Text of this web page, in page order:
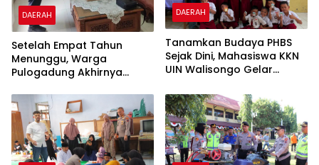
DAERAH
Setelah Empat Tahun
Menunggu, Warga
Pulogadung Akhirnya
Kantah Jakarta Timur
DAERAH
Tanamkan Budaya PHBS
Sejak Dini, Mahasiswa KKN
UIN Walisongo Gelar
Interaktif di SDN 01
Pamriyan